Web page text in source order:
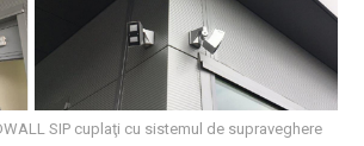
SIP cuplaţi cu sistemul de supraveghere